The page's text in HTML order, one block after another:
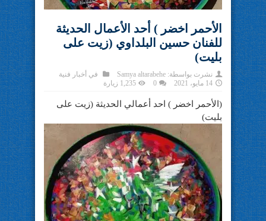
الأحمر اخضر ) أحد الأعمال الحديثة
للفنان حسين البلداوي (زيت على
بليت)
نشرت بواسطة: Samya altarabehe في أخبار فنية
14 مايو، 2021
0 1,235 زيارة
(الأحمر اخضر ) احد أعمالي الحديثة (زيت على
بليت)